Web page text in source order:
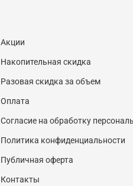
Акции
Накопительная скидка
Разовая скидка за объем
Оплата
Согласие на обработку
Политика конфиденциальности
Публичная оферта
Контакты